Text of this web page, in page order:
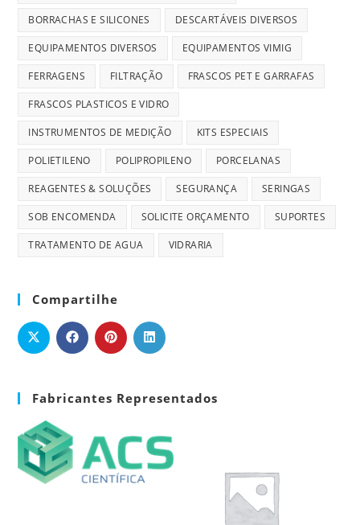
BORRACHAS E SILICONES DESCARTÁVEIS DIVERSOS
EQUIPAMENTOS DIVERSOS EQUIPAMENTOS VIMIG
FERRAGENS FILTRAÇÃO FRASCOS PET E GARRAFAS
FRASCOS PLASTICOS E VIDRO
INSTRUMENTOS DE MEDIÇÃO KITS ESPECIAIS
POLIETILENO POLIPROPILENO PORCELANAS
REAGENTES & SOLUÇÕES SEGURANÇA SERINGAS
SOB ENCOMENDA SOLICITE ORÇAMENTO SUPORTES
TRATAMENTO DE AGUA VIDRARIA
Compartilhe
Fabricantes Representados